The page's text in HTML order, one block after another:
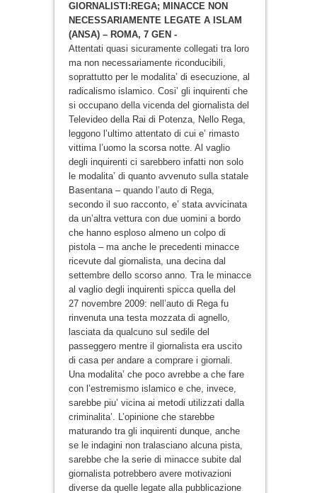
GIORNALISTI:REGA; MINACCE NON
NECESSARIAMENTE LEGATE A ISLAM
(ANSA) – ROMA, 7 GEN -
Attentati quasi sicuramente collegati tra loro
ma non necessariamente riconducibili,
soprattutto per le modalita’ di esecuzione, al
radicalismo islamico. Cosi’ gli inquirenti che
si occupano della vicenda del giornalista del
Televideo della Rai di Potenza, Nello Rega,
leggono l’ultimo attentato di cui e’ rimasto
vittima l’uomo la scorsa notte. Al vaglio
degli inquirenti ci sarebbero infatti non solo
le modalita’ di quanto avvenuto sulla statale
Basentana – quando l’auto di Rega,
secondo il suo racconto, e’ stata avvicinata
da un’altra vettura con due uomini a bordo
che hanno esploso almeno un colpo di
pistola – ma anche le precedenti minacce
ricevute dal giornalista, una decina dal
settembre dello scorso anno. Tra le minacce
al vaglio degli inquirenti spicca quella del
27 novembre 2009: nell’auto di Rega fu
rinvenuta una testa mozzata di agnello,
lasciata da qualcuno sul sedile del
passeggero mentre il giornalista era uscito
di casa per andare a comprare i giornali.
Una modalita’ che poco avrebbe a che fare
con l’estremismo islamico e che, invece,
sarebbe piu’ vicina ai metodi utilizzati dalla
criminalita’. L’opinione che starebbe
maturando tra gli inquirenti dunque, anche
se le indagini non tralasciano alcuna pista,
sarebbe che la serie di minacce subite dal
giornalista potrebbero avere motivazioni
diverse da quelle legate alla pubblicazione